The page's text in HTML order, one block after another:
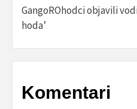
GangoROhodci objavili
hoda’
Komentari